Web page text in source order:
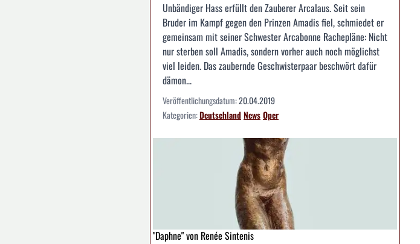
Unbändiger Hass erfüllt den Zauberer Arcalaus. Seit sein
Bruder im Kampf gegen den Prinzen Amadis fiel, schmiedet er
gemeinsam mit seiner Schwester Arcabonne Rachepläne: Nicht
nur sterben soll Amadis, sondern vorher auch noch möglichst
viel leiden. Das zaubernde Geschwisterpaar beschwört dafür
dämon...
Veröffentlichungsdatum:20.04.2019
Kategorien:DeutschlandNewsOper
"Daphne" von Renée Sintenis